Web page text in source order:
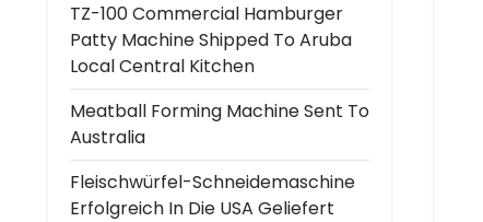
TZ-100 Commercial Hamburger
Patty Machine Shipped To Aruba
Local Central Kitchen
Meatball Forming Machine Sent To
Australia
Fleischwürfel-Schneidemaschine
Erfolgreich In Die USA Geliefert